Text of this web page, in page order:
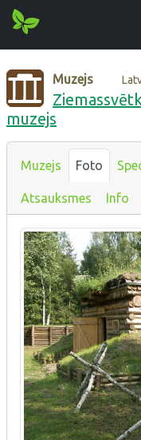
Muzejs
muzejs
Muzejs Foto
Atsauksmes Info